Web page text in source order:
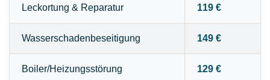
Leckortung & Reparatur 119 €
Wasserschadenbeseitigung 149 €
Boiler/Heizungsstörung 129 €